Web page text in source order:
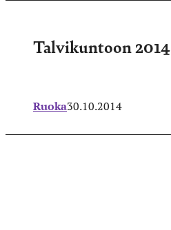
Talvikuntoon 2014
Ruoka30.10.2014